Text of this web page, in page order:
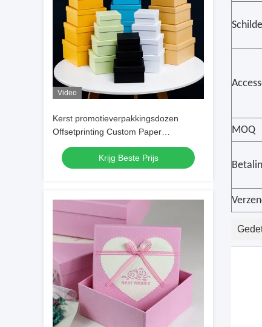
Video
Kerst promotieverpakkingsdozen
Offsetprinting Custom Paper
Verpakkingsdoos
Krijg Beste Prijs
MOQ